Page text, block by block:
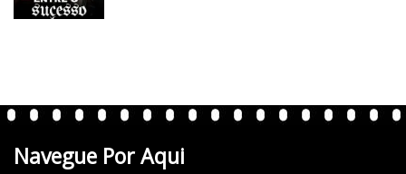
n
e
Navegue Por Aqui